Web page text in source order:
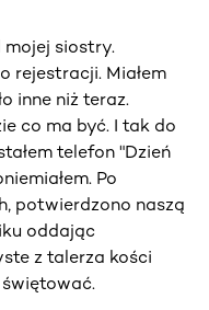
mojej siostry.
rejestracji. Miałem
inne niż teraz.
co ma być. I tak do
telefon "Dzień
Po
potwierdzono naszą
oddając
z talerza kości